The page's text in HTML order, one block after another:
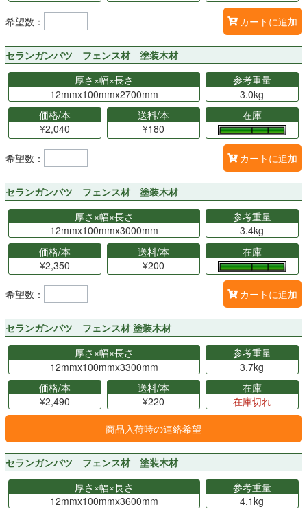
希望数： カートに追加
セランガンバツ フェンス材 塗装木材
厚さ×幅×長さ
12mmx100mmx2700mm
参考重量
3.0kg
価格/本
¥2,040
送料/本
¥180
在庫
希望数： カートに追加
セランガンバツ フェンス材 塗装木材
厚さ×幅×長さ
12mmx100mmx3000mm
参考重量
3.4kg
価格/本
¥2,350
送料/本
¥200
在庫
希望数： カートに追加
セランガンバツ フェンス材 塗装木材
厚さ×幅×長さ
12mmx100mmx3300mm
参考重量
3.7kg
価格/本
¥2,490
送料/本
¥220
在庫
在庫切れ
商品入荷時の連絡希望
セランガンバツ フェンス材 塗装木材
厚さ×幅×長さ
12mmx100mmx3600mm
参考重量
4.1kg